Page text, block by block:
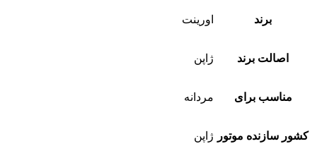
برند اورینت
اصالت برند ژاپن
مناسب برای مردانه
کشور سازنده موتور ژاپن